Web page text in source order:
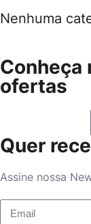
Nenhuma
Conheça
ofertas
Quer
Assine nossa